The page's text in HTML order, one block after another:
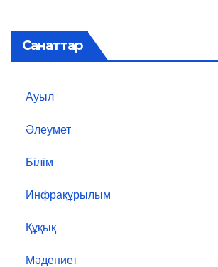
Санаттар
Ауыл
Әлеумет
Білім
Инфрақұрылым
Құқық
Мәдениет